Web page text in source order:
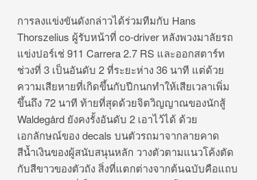
การลงแข่งขันดังกล่าวได้ร่วมทีมกับ Hans
Thorszelius ผู้รับหน้าที่ co-driver หลังพวงมาลัยรถ
แข่งปอร์เช่ 911 Carrera 2.7 RS และออกสตาร์ท
ช่วงที่ 3 เป็นอันดับ 2 ที่ระยะห่าง 36 นาที แต่ด้วย
ความเสียหายที่เกิดขึ้นกับปีกนกทำให้เสียเวลาเพิ่ม
ขึ้นถึง 72 นาที ท้ายที่สุดด้วยจิตวิญญาณของนักสู้
Waldegård ยังคงรั้งอันดับ 2 เอาไว้ได้ ด้วย
เอกลักษณ์ของ decals บนตัวรถมาจากลายคาด
สีน้ำเงินของผู้สนับสนุนหลัก วางตัวตามแนวโค้งตัด
กับสีขาวของตัวถัง สิ่งที่แตกต่างจากต้นฉบับคือแถบ